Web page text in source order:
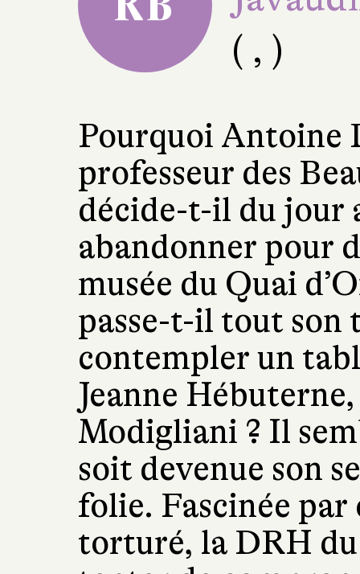
( , )
Pourquoi Antoine
professeur des
décide-t-il du jour
abandonner pour
musée du Quai
passe-t-il tout son
contempler un
Jeanne
Modigliani ? Il
soit devenue son
folie. Fascinée
torturé, la DRH